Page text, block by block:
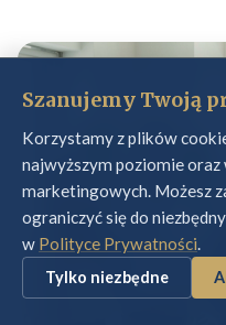
Szanujemy Twoją
Korzystamy z plików
najwyższym poziomie oraz
marketingowych. Możesz
ograniczyć się do
w Polityce Prywatności.
Tylko niezbędne